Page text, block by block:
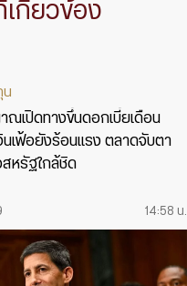
กี่ยวข้อง
น
เปิดทางขึ้นดอกเบี้ยเดือน
นเฟ้อยังร้อนแรง ตลาดจับตา
หรัฐใกล้ชิด
14:58 น.